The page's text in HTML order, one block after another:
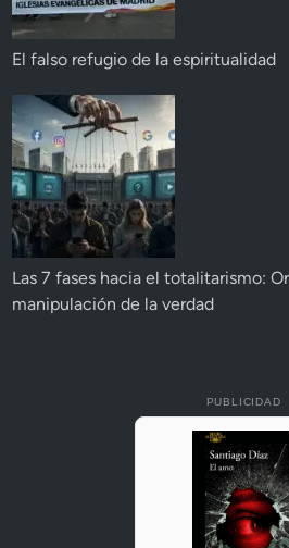
El falso refugio de la espiritualidad
Las 7 fases hacia el totalitarismo:
manipulación de la verdad
PUBLICIDAD